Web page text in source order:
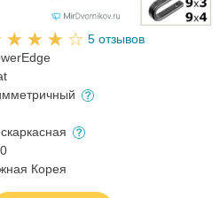
5 отзывов
Корея